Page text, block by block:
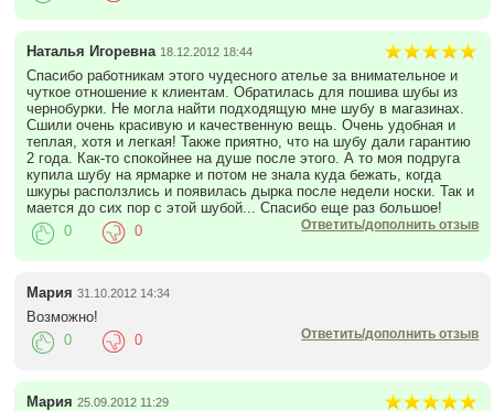
Наталья Игоревна 18.12.2012 18:44
Спасибо работникам этого чудесного ателье за внимательное и
чуткое отношение к клиентам. Обратилась для пошива шубы из
чернобурки. Не могла найти подходящую мне шубу в магазинах.
Сшили очень красивую и качественную вещь. Очень удобная и
теплая, хотя и легкая! Также приятно, что на шубу дали гарантию
2 года. Как-то спокойнее на душе после этого. А то моя подруга
купила шубу на ярмарке и потом не знала куда бежать, когда
шкуры расползлись и появилась дырка после недели носки. Так и
мается до сих пор с этой шубой... Спасибо еще раз большое!
Ответить/дополнить отзыв
0 0
Мария 31.10.2012 14:34
Возможно!
Ответить/дополнить отзыв
0 0
Мария 25.09.2012 11:29